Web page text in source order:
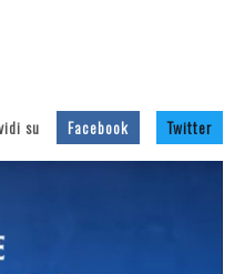
su
Facebook Twitter